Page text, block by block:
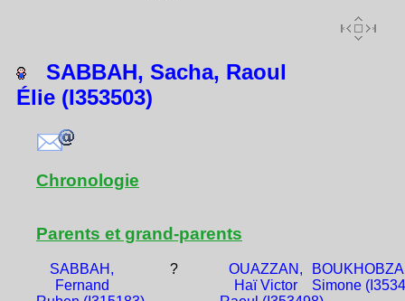
SABBAH, Sacha, Raoul
Élie (I353503)
Chronologie
Parents et grand-parents
SABBAH,
Fernand
?
OUAZZAN,
Haï Victor
Simone